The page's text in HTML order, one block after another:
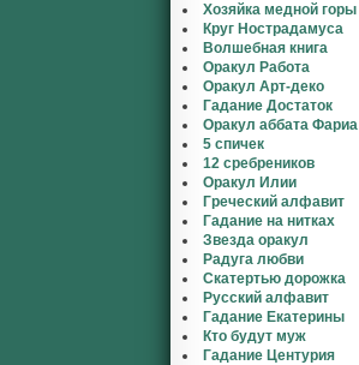
Хозяйка медной горы
Круг Нострадамуса
Волшебная книга
Оракул Работа
Оракул Арт-деко
Гадание Достаток
Оракул аббата Фариа
5 спичек
12 сребреников
Оракул Илии
Греческий алфавит
Гадание на нитках
Звезда оракул
Радуга любви
Скатертью дорожка
Русский алфавит
Гадание Екатерины
Кто будут муж
Гадание Центурия